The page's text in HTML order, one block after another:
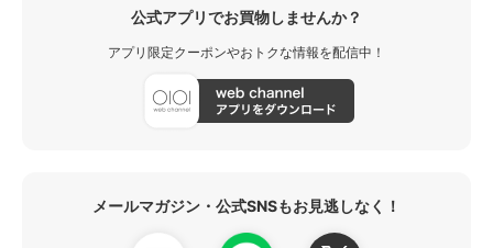
公式アプリでお買物しませんか？
アプリ限定クーポンやおトクな情報を配信中！
メールマガジン・公式SNSもお見逃しなく！